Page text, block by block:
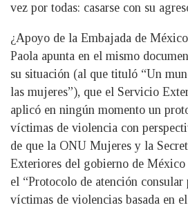
vez por todas: casarse con su
¿Apoyo de la Embajada de
Paola apunta en el mismo
su situación (al que tituló “Un
las mujeres”), que el Servicio
aplicó en ningún momento un
víctimas de violencia con
de que la ONU Mujeres y la
Exteriores del gobierno de
el “Protocolo de atención consular
víctimas de violencias basada en